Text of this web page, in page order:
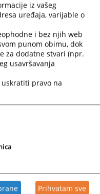
pretrage
i željeni jezik.
možete poništiti
čega možete
u kod
i Brčko distriktu
u kod
jpsvjestaci.jsp?
iz vašeg
uređaja, varijable o
i bez njih web
punom obimu, dok
za dodatne stvari (npr.
usavršavanja
pravo na
Prihvatam sve